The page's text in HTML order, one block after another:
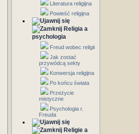
Literatura religijna
Powieść religijna
Religia a
psychologia
Freud wobec religii
Jak zostać
przywódcą sekty
Konwersja religijna
Po końcu świata
Przeżycie
mistyczne
Psychologia r.
Freuda
Religie a